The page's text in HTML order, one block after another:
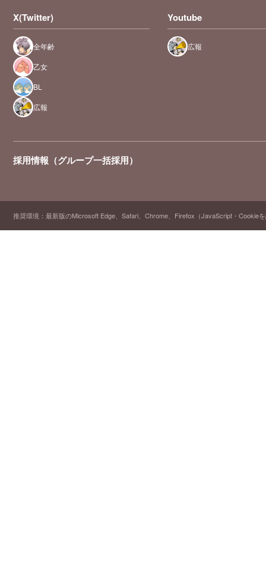
X(Twitter)
全年齢
乙女
BL
広報
Youtube
広報
採用情報（グループ一括採用）
推奨環境：最新版のMicrosoft Edge、Safari、Chrome、Firefox（JavaScript・Cookie